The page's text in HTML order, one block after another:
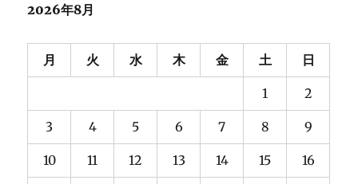
2026年8月
月 火 水 木 金 土 日
1 2
3 4 5 6 7 8 9
10 11 12 13 14 15 16